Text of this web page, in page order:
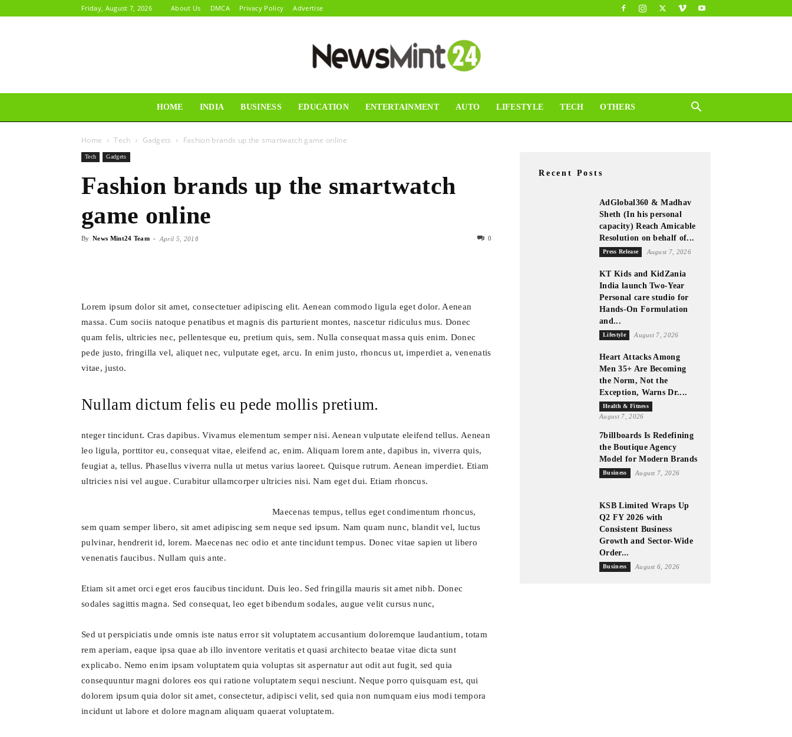
Friday, August 7, 2026 About Us DMCA Privacy Policy Advertise
Mint24
HOME INDIA BUSINESS EDUCATION ENTERTAINMENT AUTO LIFESTYLE TECH OTHERS
Home Tech Gadgets Fashion brands up the smartwatch game online
Tech Gadgets
Fashion brands up the smartwatch
game online
By News Mint24 Team - April 5, 2018 0
Lorem ipsum dolor sit amet, consectetuer adipiscing elit. Aenean commodo ligula eget dolor. Aenean
massa. Cum sociis natoque penatibus et magnis dis parturient montes, nascetur ridiculus mus. Donec
quam felis, ultricies nec, pellentesque eu, pretium quis, sem. Nulla consequat massa quis enim. Donec
pede justo, fringilla vel, aliquet nec, vulputate eget, arcu. In enim justo, rhoncus ut, imperdiet a, venenatis
vitae, justo.
Nullam dictum felis eu pede mollis pretium.
nteger tincidunt. Cras dapibus. Vivamus elementum semper nisi. Aenean vulputate eleifend tellus. Aenean
leo ligula, porttitor eu, consequat vitae, eleifend ac, enim. Aliquam lorem ante, dapibus in, viverra quis,
feugiat a, tellus. Phasellus viverra nulla ut metus varius laoreet. Quisque rutrum. Aenean imperdiet. Etiam
ultricies nisi vel augue. Curabitur ullamcorper ultricies nisi. Nam eget dui. Etiam rhoncus.
Maecenas tempus, tellus eget condimentum rhoncus,
sem quam semper libero, sit amet adipiscing sem neque sed ipsum. Nam quam nunc, blandit vel, luctus
pulvinar, hendrerit id, lorem. Maecenas nec odio et ante tincidunt tempus. Donec vitae sapien ut libero
venenatis faucibus. Nullam quis ante.
Etiam sit amet orci eget eros faucibus tincidunt. Duis leo. Sed fringilla mauris sit amet nibh. Donec
sodales sagittis magna. Sed consequat, leo eget bibendum sodales, augue velit cursus nunc,
Sed ut perspiciatis unde omnis iste natus error sit voluptatem accusantium doloremque laudantium, totam
rem aperiam, eaque ipsa quae ab illo inventore veritatis et quasi architecto beatae vitae dicta sunt
explicabo. Nemo enim ipsam voluptatem quia voluptas sit aspernatur aut odit aut fugit, sed quia
consequuntur magni dolores eos qui ratione voluptatem sequi nesciunt. Neque porro quisquam est, qui
dolorem ipsum quia dolor sit amet, consectetur, adipisci velit, sed quia non numquam eius modi tempora
incidunt ut labore et dolore magnam aliquam quaerat voluptatem.
Recent Posts
AdGlobal360 & Madhav
Sheth (In his personal
capacity) Reach Amicable
Resolution on behalf of...
Press Release August 7, 2026
KT Kids and KidZania
India launch Two-Year
Personal care studio for
Hands-On Formulation
and...
Lifestyle August 7, 2026
Heart Attacks Among
Men 35+ Are Becoming
the Norm, Not the
Exception, Warns Dr....
Health & Fitness
August 7, 2026
7billboards Is Redefining
the Boutique Agency
Model for Modern Brands
Business August 7, 2026
KSB Limited Wraps Up
Q2 FY 2026 with
Consistent Business
Growth and Sector-Wide
Order...
Business August 6, 2026